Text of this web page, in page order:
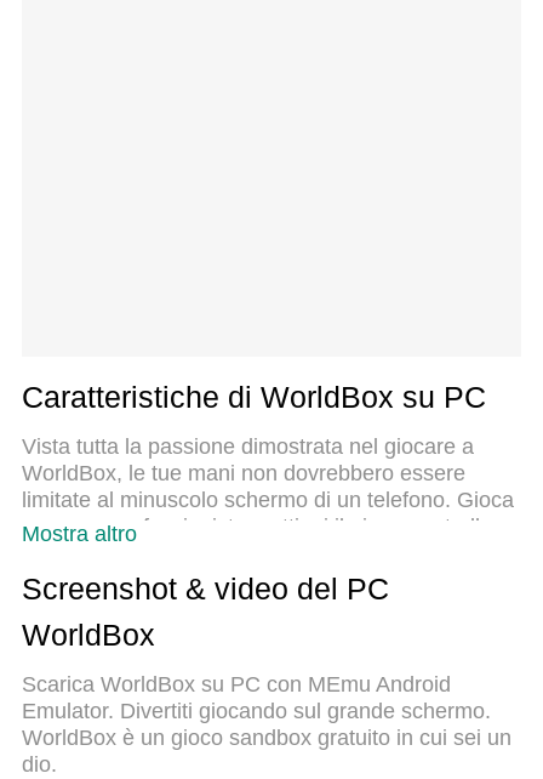
Caratteristiche di WorldBox su PC
Vista tutta la passione dimostrata nel giocare a
WorldBox, le tue mani non dovrebbero essere
limitate al minuscolo schermo di un telefono. Gioca
come un professionista e ottieni il pieno controllo
ciò che ti aspetti. Scarica e gioca a WorldBox su
PC. Gioca quanto vuoi, niente più limitazioni di
batteria, dati mobili e chiamate inquietanti. Il
a WorldBox su PC. Realizzato sulla base della
nostra esperienza, lo squisito sistema di mappatura
dei tasti preimpostati rende WorldBox un vero e
proprio gioco per PC. MEmu è un gestore multi-
Mostra altro
Screenshot & video del PC
WorldBox
Scarica WorldBox su PC con MEmu Android
Emulator. Divertiti giocando sul grande schermo.
WorldBox è un gioco sandbox gratuito in cui sei un
dio.